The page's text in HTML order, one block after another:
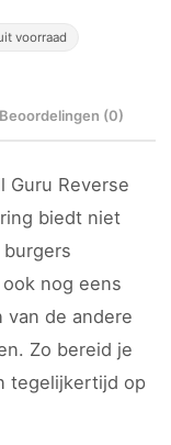
voorraad
Beoordelingen (0)
Guru Reverse
biedt niet
nog eens
van de andere
Zo bereid je
tegelijkertijd op